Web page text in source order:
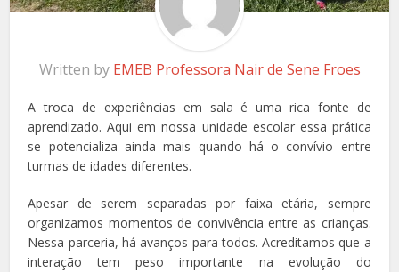
Written by EMEB Professora Nair de Sene Froes
A troca de experiências em sala é uma rica fonte de
aprendizado. Aqui em nossa unidade escolar essa prática
se potencializa ainda mais quando há o convívio entre
turmas de idades diferentes.
Apesar de serem separadas por faixa etária, sempre
organizamos momentos de convivência entre as crianças.
Nessa parceria, há avanços para todos. Acreditamos que a
interação tem peso importante na evolução do